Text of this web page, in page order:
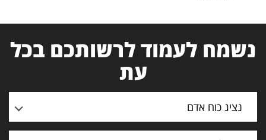
נשמח לעמוד לרשותכם בכל
עת
נציג כוח אדם